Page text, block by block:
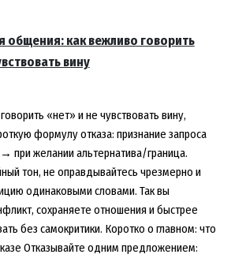
общения: как вежливо говорить
вину
«нет» и не чувствовать вину,
формулу отказа: признание запроса
при желании альтернатива/граница.
тон, не оправдывайтесь чрезмерно и
одинаковыми словами. Так вы
сохраняете отношения и быстрее
без самокритики. Коротко о главном: что
Отказывайте одним предложением: